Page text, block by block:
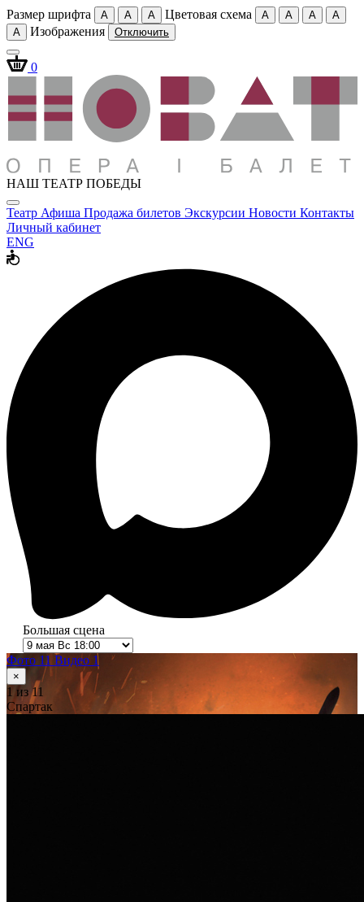
Размер шрифта A A A Цветовая схема A A A
A
A
Изображения Отключить
0
НАШ ТЕАТР ПОБЕДЫ
Театр Афиша Продажа билетов Экскурсии Новости Контакты
Личный кабинет
ENG
Большая сцена
Фото 11 Видео 1
×
1 из 11
Спартак